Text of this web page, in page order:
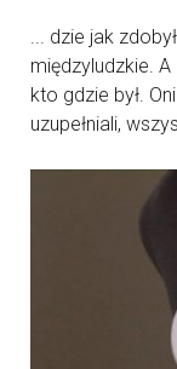
... dzie jak
międzyludzkie.
kto gdzie był.
uzupełniali,